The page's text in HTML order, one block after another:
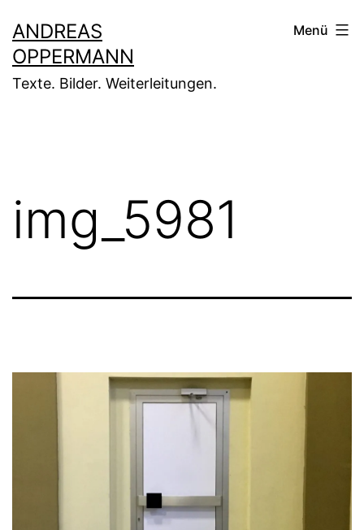
Inhalt
springen
ANDREAS
OPPERMANN
Texte. Bilder. Weiterleitungen.
Menü
img_5981